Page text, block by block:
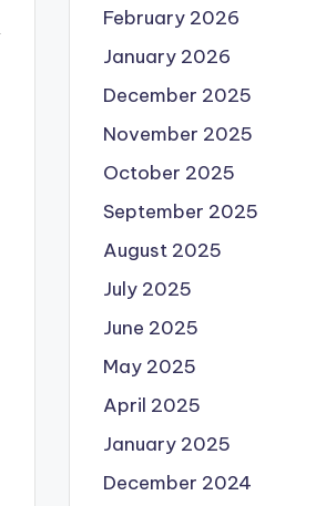
February 2026
January 2026
December 2025
November 2025
October 2025
September 2025
August 2025
July 2025
June 2025
May 2025
April 2025
January 2025
December 2024